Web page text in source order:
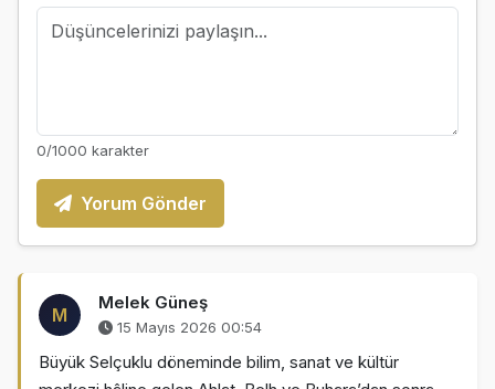
0/1000 karakter
Yorum Gönder
M
Melek Güneş
15 Mayıs 2026 00:54
Büyük Selçuklu döneminde bilim, sanat ve kültür